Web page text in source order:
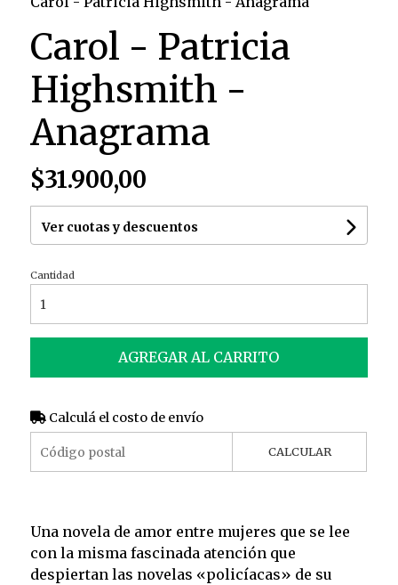
Carol - Patricia
Highsmith -
Anagrama
$31.900,00
Ver cuotas y descuentos
Cantidad
AGREGAR AL CARRITO
Calculá el costo de envío
CALCULAR
Una novela de amor entre mujeres que se lee
con la misma fascinada atención que
despiertan las novelas «policíacas» de su